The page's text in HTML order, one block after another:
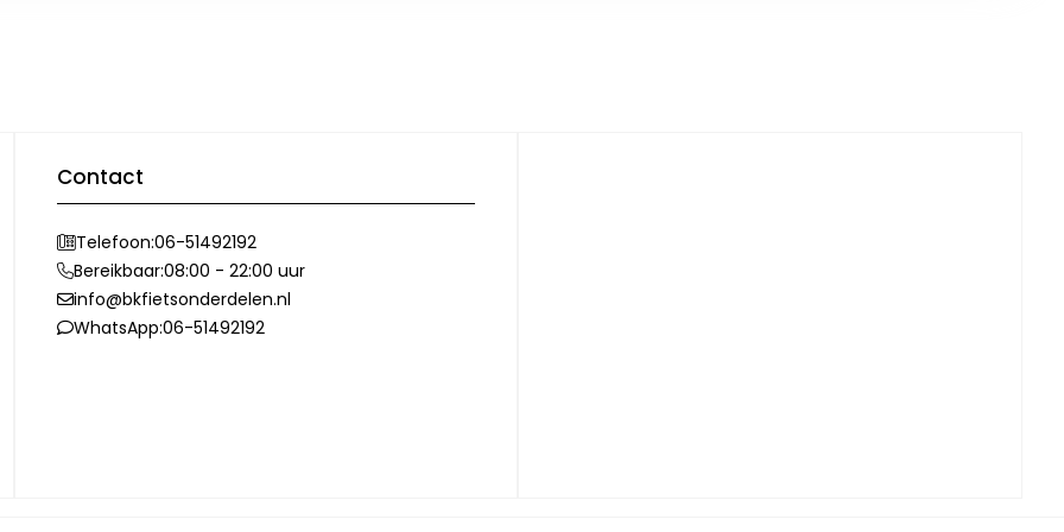
Contact
Telefoon:06-51492192
Bereikbaar:08:00 - 22:00 uur
info@bkfietsonderdelen.nl
WhatsApp:06-51492192